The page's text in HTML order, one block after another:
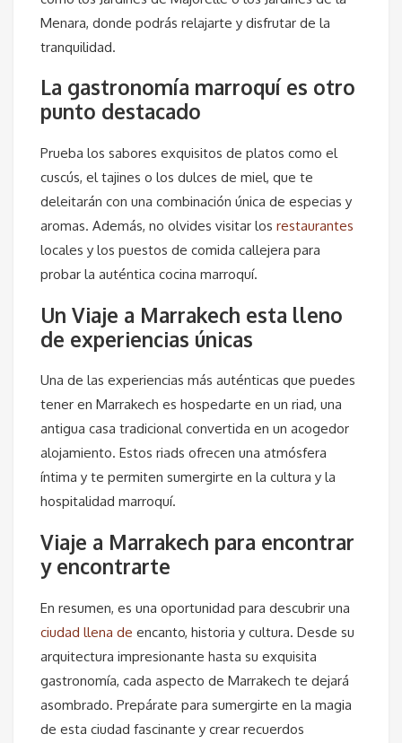
Menara, donde podrás relajarte y disfrutar de la
tranquilidad.
La gastronomía marroquí es otro
punto destacado
Prueba los sabores exquisitos de platos como el
cuscús, el tajines o los dulces de miel, que te
deleitarán con una combinación única de especias y
aromas. Además, no olvides visitar los restaurantes
locales y los puestos de comida callejera para
probar la auténtica cocina marroquí.
Un Viaje a Marrakech esta lleno
de experiencias únicas
Una de las experiencias más auténticas que puedes
tener en Marrakech es hospedarte en un riad, una
antigua casa tradicional convertida en un acogedor
alojamiento. Estos riads ofrecen una atmósfera
íntima y te permiten sumergirte en la cultura y la
hospitalidad marroquí.
Viaje a Marrakech para encontrar
y encontrarte
En resumen, es una oportunidad para descubrir una
ciudad llena de encanto, historia y cultura. Desde su
arquitectura impresionante hasta su exquisita
gastronomía, cada aspecto de Marrakech te dejará
asombrado. Prepárate para sumergirte en la magia
de esta ciudad fascinante y crear recuerdos